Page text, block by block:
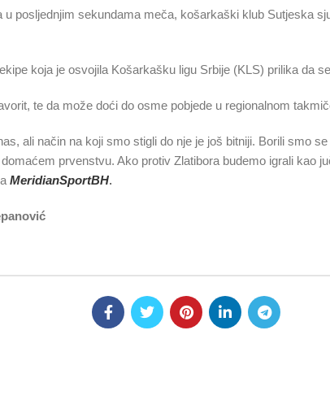
posljednjim sekundama meča, košarkaški klub Sutjeska
koja je osvojila Košarkašku ligu Srbije (KLS) prilika da
te da može doći do osme pobjede u regionalnom
ali način na koji smo stigli do nje je još bitniji. Borili smo
prvenstvu. Ako protiv Zlatibora budemo igrali kao
MeridianSportBH.